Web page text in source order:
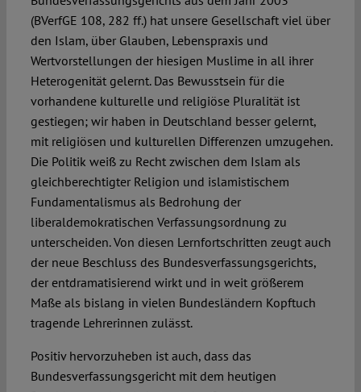
(BVerfGE 108, 282 ff.) hat unsere Gesellschaft viel über
den Islam, über Glauben, Lebenspraxis und
Wertvorstellungen der hiesigen Muslime in all ihrer
Heterogenität gelernt. Das Bewusstsein für die
vorhandene kulturelle und religiöse Pluralität ist
gestiegen; wir haben in Deutschland besser gelernt,
mit religiösen und kulturellen Differenzen umzugehen.
Die Politik weiß zu Recht zwischen dem Islam als
gleichberechtigter Religion und islamistischem
Fundamentalismus als Bedrohung der
liberaldemokratischen Verfassungsordnung zu
unterscheiden. Von diesen Lernfortschritten zeugt auch
der neue Beschluss des Bundesverfassungsgerichts,
der entdramatisierend wirkt und in weit größerem
Maße als bislang in vielen Bundesländern Kopftuch
tragende Lehrerinnen zulässt.
Positiv hervorzuheben ist auch, dass das
Bundesverfassungsgericht mit dem heutigen